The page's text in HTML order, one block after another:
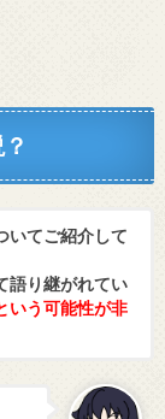
いてご紹介して
語り継がれてい
いう可能性が非